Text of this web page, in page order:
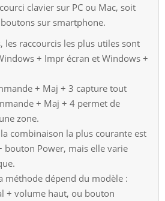
clavier sur PC ou Mac, soit
sur smartphone.
les raccourcis les plus utiles sont
+ Impr écran et Windows +
+ Maj + 3 capture tout
+ Maj + 4 permet de
zone.
combinaison la plus courante est
bouton Power, mais elle varie
méthode dépend du modèle :
+ volume haut, ou bouton